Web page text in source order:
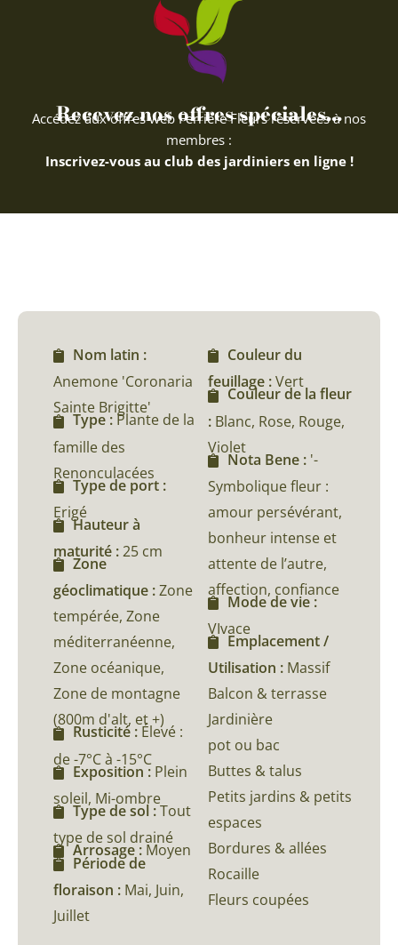
Recevez nos offres spéciales...
Accédez aux offres web Ferriere Fleurs réservées à nos
membres :
Inscrivez-vous au club des jardiniers en ligne !
Nom latin :
Anemone 'Coronaria
Sainte Brigitte'
Type : Plante de la
famille des
Renonculacées
Type de port :
Erigé
Hauteur à
maturité :25 cm
Zone
géoclimatique :Zone
tempérée, Zone
méditerranéenne,
Zone océanique,
Zone de montagne
(800m d'alt, et +)
Rusticité : Élevé :
de -7°C à -15°C
Exposition : Plein
soleil, Mi-ombre
Type de sol :Tout
type de sol drainé
Arrosage : Moyen
Période de
floraison : Mai, Juin,
Juillet
Couleur du
feuillage :Vert
Couleur de la fleur
: Blanc, Rose, Rouge,
Violet
Nota Bene : '-
Symbolique fleur :
amour persévérant,
bonheur intense et
attente de l’autre,
affection, confiance
Mode de vie :
VIvace
Emplacement /
Utilisation : Massif
Balcon & terrasse
Jardinière
pot ou bac
Buttes & talus
Petits jardins & petits
espaces
Bordures & allées
Rocaille
Fleurs coupées